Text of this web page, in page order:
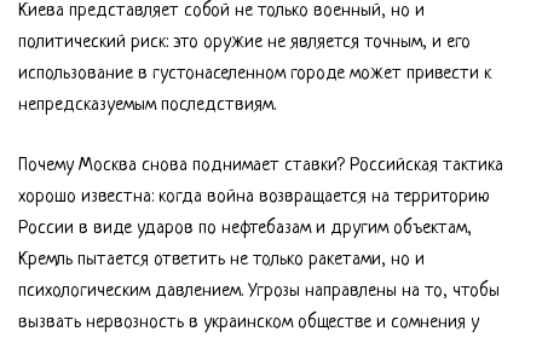
Киева представляет собой не только военный, но и
политический риск: это оружие не является точным, и его
использование в густонаселенном городе может привести к
непредсказуемым последствиям.
Почему Москва снова поднимает ставки? Российская тактика
хорошо известна: когда война возвращается на территорию
России в виде ударов по нефтебазам и другим объектам,
Кремль пытается ответить не только ракетами, но и
психологическим давлением. Угрозы направлены на то, чтобы
вызвать нервозность в украинском обществе и сомнения у